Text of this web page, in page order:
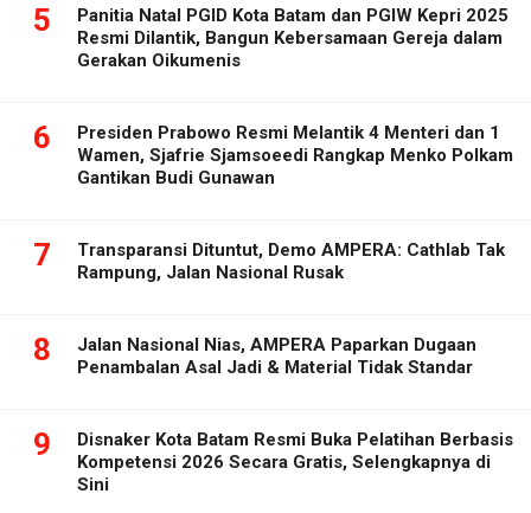
5
Panitia Natal PGID Kota Batam dan PGIW Kepri 2025
Resmi Dilantik, Bangun Kebersamaan Gereja dalam
Gerakan Oikumenis
6
Presiden Prabowo Resmi Melantik 4 Menteri dan 1
Wamen, Sjafrie Sjamsoeedi Rangkap Menko Polkam
Gantikan Budi Gunawan
7
Transparansi Dituntut, Demo AMPERA: Cathlab Tak
Rampung, Jalan Nasional Rusak
8
Jalan Nasional Nias, AMPERA Paparkan Dugaan
Penambalan Asal Jadi & Material Tidak Standar
9
Disnaker Kota Batam Resmi Buka Pelatihan Berbasis
Kompetensi 2026 Secara Gratis, Selengkapnya di
Sini